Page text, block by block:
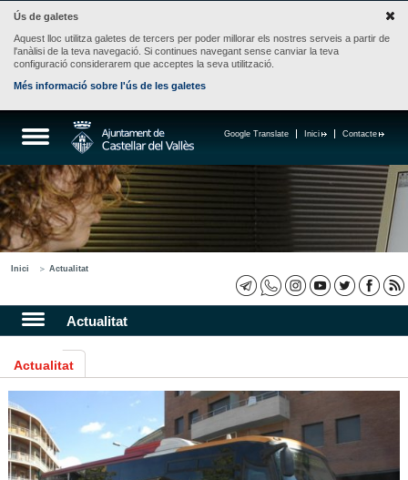
Ús de galetes
Aquest lloc utilitza galetes de tercers per poder millorar els nostres serveis a partir de
l'anàlisi de la teva navegació. Si continues navegant sense canviar la teva
configuració considerarem que acceptes la seva utilització.
Més informació sobre l'ús de les galetes
Contacte
Inici
Google Translate
Inici Actualitat
Actualitat
Actualitat